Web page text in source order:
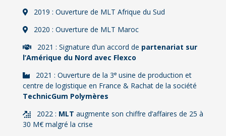
2019 : Ouverture de MLT Afrique du Sud
2020 : Ouverture de MLT Maroc
2021 : Signature d’un accord de partenariat sur
l’Amérique du Nord avec Flexco
2021 : Ouverture de la 3ᵉ usine de production et
centre de logistique en France & Rachat de la société
TechnicGum Polymères
2022 : MLT augmente son chiffre d’affaires de 25 à
30 M€ malgré la crise